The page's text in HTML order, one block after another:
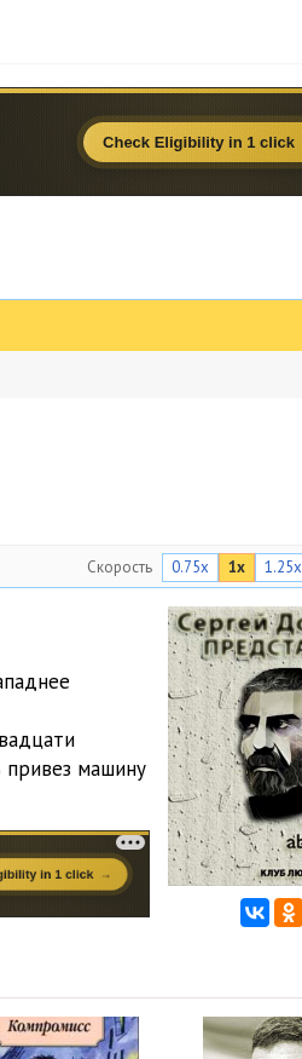
Скорость 0.75x 1x 1.25x
привез машину